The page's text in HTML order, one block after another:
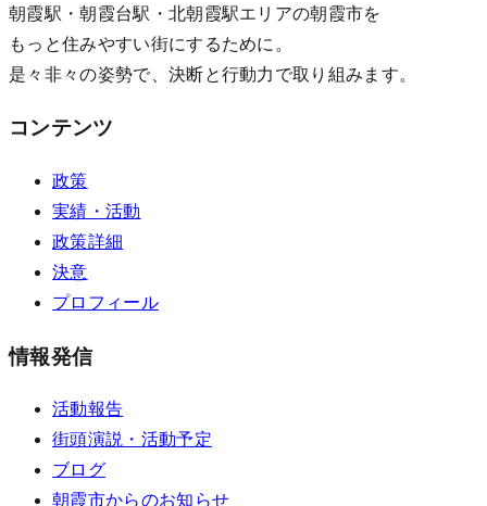
朝霞駅・朝霞台駅・北朝霞駅エリアの朝霞市を
もっと住みやすい街にするために。
是々非々の姿勢で、決断と行動力で取り組みます。
コンテンツ
政策
実績・活動
政策詳細
決意
プロフィール
情報発信
活動報告
街頭演説・活動予定
ブログ
朝霞市からのお知らせ